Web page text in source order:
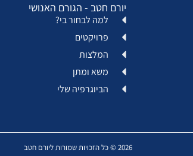
יורם חטב - הגורם האנושי
למה לבחור בי?
פרויקטים
המלצות
משא ומתן
הביוגרפיה שלי
2026 © כל הזכויות שמורות ליורם חטב